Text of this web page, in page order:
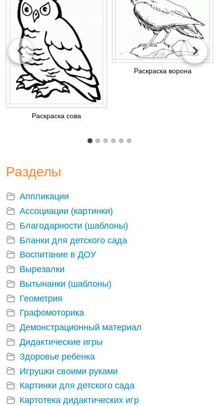
Раскраска сова
Раскраска ворона
Разделы
Аппликации
Ассоциации (картинки)
Благодарности (шаблоны)
Бланки для детского сада
Воспитание в ДОУ
Вырезалки
Вытынанки (шаблоны)
Геометрия
Графомоторика
Демонстрационный материал
Дидактические игры
Здоровье ребенка
Игрушки своими руками
Картинки для детского сада
Картотека дидактических игр